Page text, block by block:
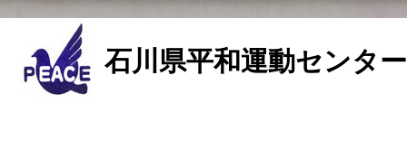
石川県平和運動センタ